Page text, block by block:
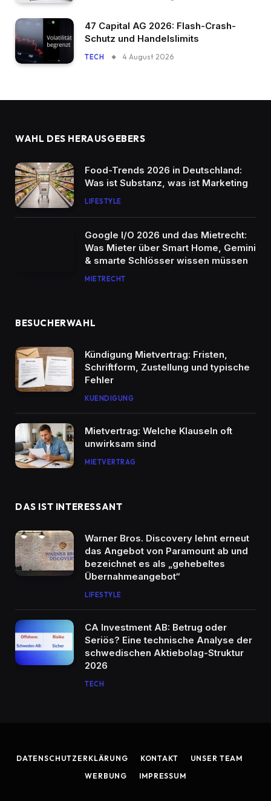
47 Capital AG 2026: Flash-Crash-
Schutz und Handelslimits
TECH 4 August 2026
WAHL DES HERAUSGEBERS
Food-Trends 2026 in Deutschland:
Was ist Substanz, was ist Marketing
LIFESTYLE
Google I/O 2026 und das Mietrecht:
Was Mieter über Smart Home, Gemini
& smarte Schlösser wissen müssen
MIETRECHT
BESUCHERWAHL
Kündigung Mietvertrag: Fristen,
Schriftform, Zustellung und typische
Fehler
KUENDIGUNG
Mietvertrag: Welche Klauseln oft
unwirksam sind
MIETVERTRAG
DAS IST INTERESSANT
Warner Bros. Discovery lehnt erneut
das Angebot von Paramount ab und
bezeichnet es als „gehebeltes
Übernahmeangebot“
LIFESTYLE
CA Investment AB: Betrug oder
Seriös? Eine technische Analyse der
schwedischen Aktiebolag-Struktur
2026
TECH
DATENSCHUTZERKLÄRUNG KONTAKT
UNSER TEAM
WERBUNG
IMPRESSUM